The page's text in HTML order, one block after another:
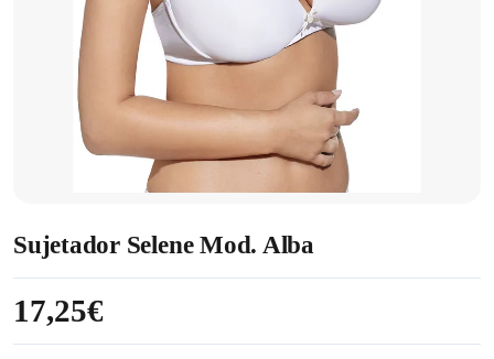
Sujetador Selene Mod. Alba
17,25€